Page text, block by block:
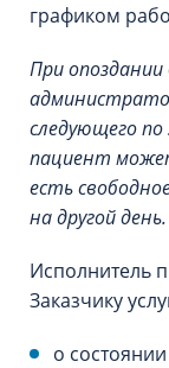
графиком
При
следующего
пациент
есть
на другой день.
Исполнитель
Заказчику
о